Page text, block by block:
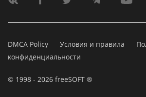
DMCA Policy Условия и правила
конфиденциальности
© 1998 - 2026 freeSOFT ®